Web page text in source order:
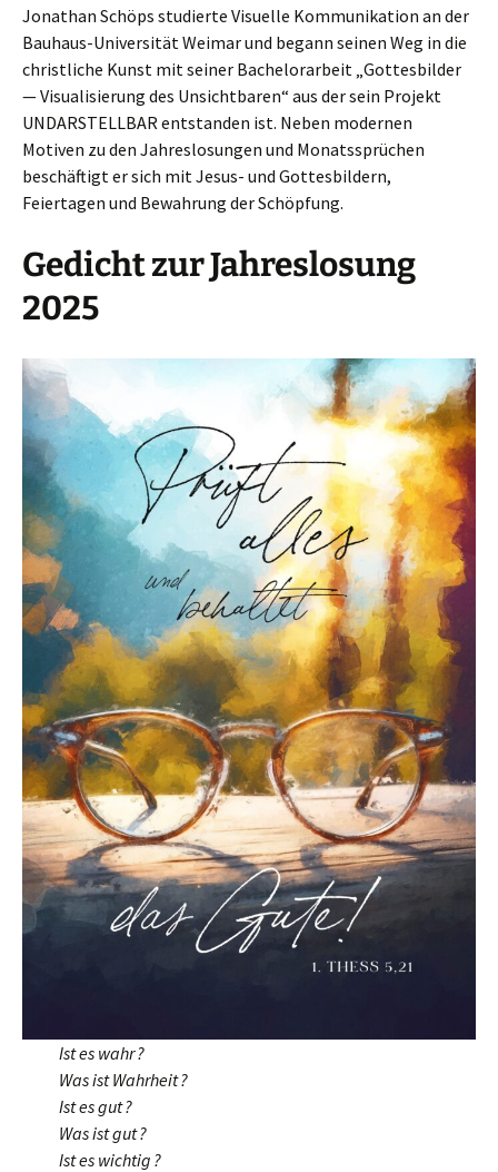
Jonathan Schöps studierte Visuelle Kommunikation an der
Bauhaus-Universität Weimar und begann seinen Weg in die
christliche Kunst mit seiner Bachelorarbeit „Gottesbilder
— Visualisierung des Unsichtbaren“ aus der sein Projekt
UNDARSTELLBAR entstanden ist. Neben modernen
Motiven zu den Jahreslosungen und Monatssprüchen
beschäftigt er sich mit Jesus- und Gottesbildern,
Feiertagen und Bewahrung der Schöpfung.
Gedicht zur Jahreslosung
2025
Ist es wahr ?
Was ist Wahrheit ?
Ist es gut ?
Was ist gut ?
Ist es wichtig ?